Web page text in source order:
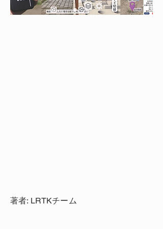
著者: LRTKチーム